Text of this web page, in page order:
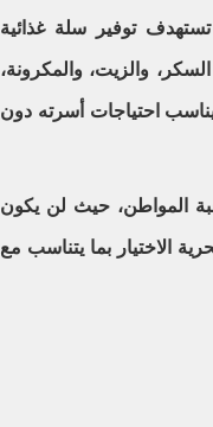
توفير سلة غذائية
والزيت، والمكرونة،
احتياجات أسرته دون
المواطن، حيث لن يكون
الاختيار بما يتناسب مع